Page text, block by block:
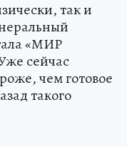
так и
«МИР
сейчас
чем готовое
такого